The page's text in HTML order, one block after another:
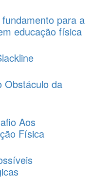
para a
educação física
Obstáculo da
Aos
Física